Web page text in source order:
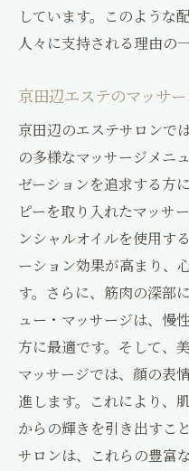
しています。このような
人々に支持される理由の
京田辺エステのマッサ
京田辺のエステサロンで
の多様なマッサージメニ
ゼーションを追求する方
ピーを取り入れたマッサ
ンシャルオイルを使用す
ーション効果が高まり、
す。さらに、筋肉の深部
ュー・マッサージは、慢
方に最適です。そして、
マッサージでは、顔の表
進します。これにより、
からの輝きを引き出すこ
サロンは、これらの豊富